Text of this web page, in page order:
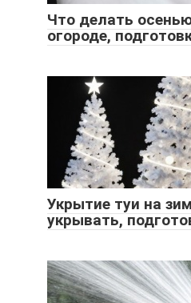
Что делать
огороде,
Укрытие туи на
укрывать,